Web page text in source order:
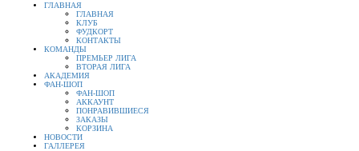
ГЛАВНАЯ
ГЛАВНАЯ
КЛУБ
ФУДКОРТ
КОНТАКТЫ
КОМАНДЫ
ПРЕМЬЕР ЛИГА
ВТОРАЯ ЛИГА
АКАДЕМИЯ
ФАН-ШОП
ФАН-ШОП
АККАУНТ
ПОНРАВИВШИЕСЯ
ЗАКАЗЫ
КОРЗИНА
НОВОСТИ
ГАЛЛЕРЕЯ